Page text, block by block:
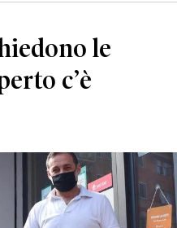
le
c’è